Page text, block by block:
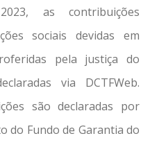
as contribuições
sociais devidas em
pela justiça do
via DCTFWeb.
são declaradas por
do Fundo de Garantia do